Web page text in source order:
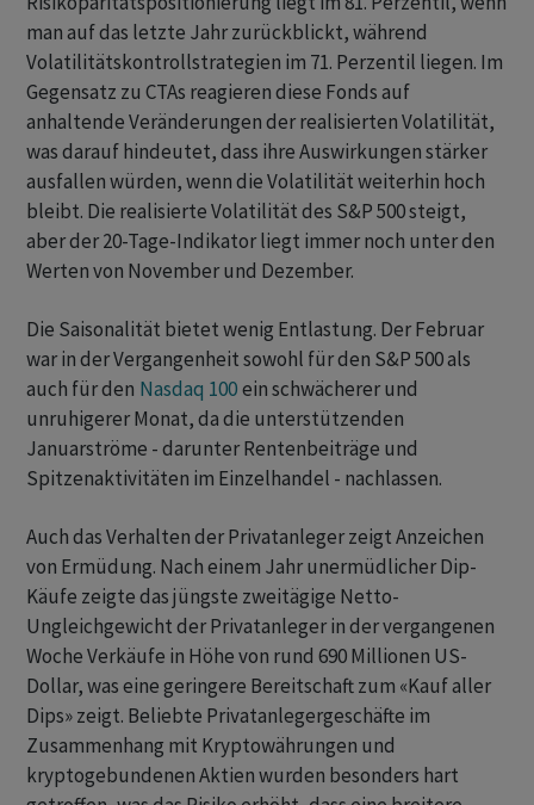
man auf das letzte Jahr zurückblickt, während
Volatilitätskontrollstrategien im 71. Perzentil liegen. Im
Gegensatz zu CTAs reagieren diese Fonds auf
anhaltende Veränderungen der realisierten Volatilität,
was darauf hindeutet, dass ihre Auswirkungen stärker
ausfallen würden, wenn die Volatilität weiterhin hoch
bleibt. Die realisierte Volatilität des S&P 500 steigt,
aber der 20-Tage-Indikator liegt immer noch unter den
Werten von November und Dezember.
Die Saisonalität bietet wenig Entlastung. Der Februar
war in der Vergangenheit sowohl für den S&P 500 als
auch für den Nasdaq 100ein schwächerer und
unruhigerer Monat, da die unterstützenden
Januarströme - darunter Rentenbeiträge und
Spitzenaktivitäten im Einzelhandel - nachlassen.
Auch das Verhalten der Privatanleger zeigt Anzeichen
von Ermüdung. Nach einem Jahr unermüdlicher Dip-
Käufe zeigte das jüngste zweitägige Netto-
Ungleichgewicht der Privatanleger in der vergangenen
Woche Verkäufe in Höhe von rund 690 Millionen US-
Dollar, was eine geringere Bereitschaft zum «Kauf aller
Dips» zeigt. Beliebte Privatanlegergeschäfte im
Zusammenhang mit Kryptowährungen und
kryptogebundenen Aktien wurden besonders hart